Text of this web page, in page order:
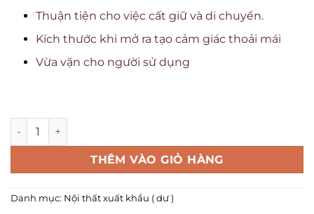
Thuận tiện cho việc cất giữ và di chuyển.
Kích thước khi mở ra tạo cảm giác thoải mái
Vừa vặn cho người sử dụng
THÊM VÀO GIỎ HÀNG
Danh mục: Nội thất xuất khẩu ( dư )